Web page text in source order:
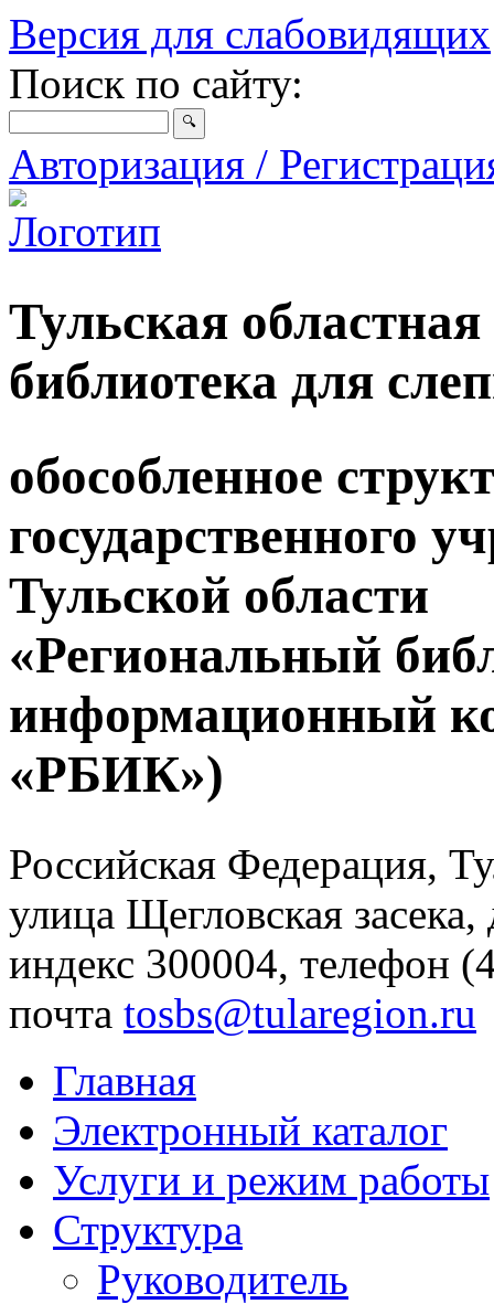
Версия для слабовидящих
Поиск по сайту:
Авторизация /
Тульская
библиотека для
обособленное
государственного
Тульской области
«Региональный
информационный
«РБИК»)
Российская Федерация,
улица Щегловская
индекс 300004, телефон
почта tosbs@tularegion.ru
Главная
Электронный каталог
Услуги и режим работы
Структура
Руководитель